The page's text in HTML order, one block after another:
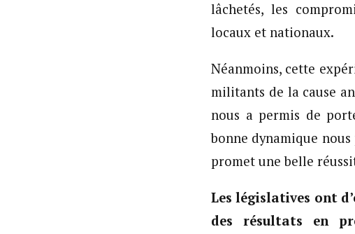
lâchetés, les
locaux et nationaux.
Néanmoins, cette
militants de la cause
nous a permis de
bonne dynamique
promet une belle
Les législatives ont
des résultats en